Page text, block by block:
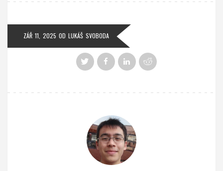
ZÁŘ 11, 2025 OD LUKÁŠ SVOBODA